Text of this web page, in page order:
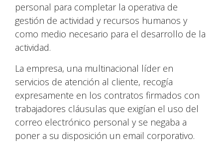
personal para completar la operativa de
gestión de actividad y recursos humanos y
como medio necesario para el desarrollo de la
actividad.
La empresa, una multinacional líder en
servicios de atención al cliente, recogía
expresamente en los contratos firmados con
trabajadores cláusulas que exigían el uso del
correo electrónico personal y se negaba a
poner a su disposición un email corporativo.